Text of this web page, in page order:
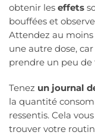
obtenir les effets
bouffées et
Attendez au moins
une autre dose,
prendre un peu
Tenez un journal
la quantité
ressentis. Cela
trouver votre